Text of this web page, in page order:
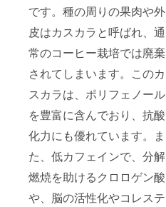
です。種の周りの果肉や外
皮はカスカラと呼ばれ、通
常のコーヒー栽培では廃棄
されてしまいます。このカ
スカラは、ポリフェノール
を豊富に含んでおり、抗酸
化力にも優れています。ま
た、低カフェインで、分解
燃焼を助けるクロロゲン酸
や、脳の活性化やコレステ